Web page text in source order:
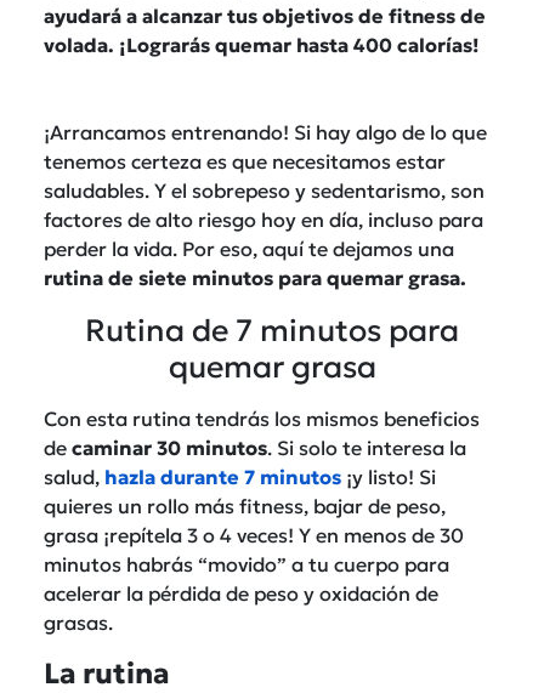
ayudará a alcanzar tus objetivos de fitness de
volada. ¡Lograrás quemar hasta 400 calorías!
¡Arrancamos entrenando! Si hay algo de lo que
tenemos certeza es que necesitamos estar
saludables. Y el sobrepeso y sedentarismo, son
factores de alto riesgo hoy en día, incluso para
perder la vida. Por eso, aquí te dejamos una
rutina de siete minutos para quemar grasa.
Rutina de 7 minutos para
quemar grasa
Con esta rutina tendrás los mismos beneficios
de caminar 30 minutos. Si solo te interesa la
salud, hazla durante 7 minutos ¡y listo! Si
quieres un rollo más fitness, bajar de peso,
grasa ¡repítela 3 o 4 veces! Y en menos de 30
minutos habrás “movido” a tu cuerpo para
acelerar la pérdida de peso y oxidación de
grasas.
La rutina